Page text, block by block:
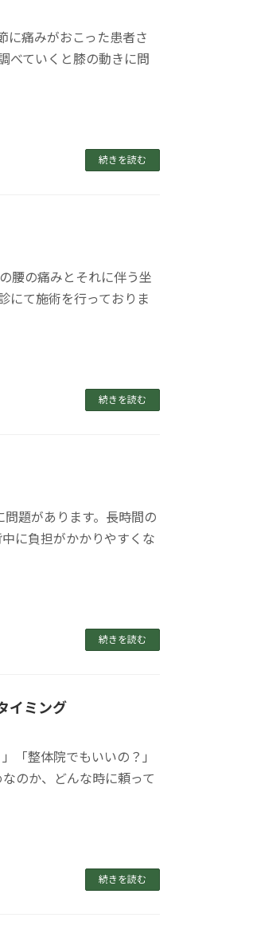
痛みがおこった患者さ
べていくと膝の動きに問
続きを読む
腰の痛みとそれに伴う坐
にて施術を行っておりま
続きを読む
題があります。長時間の
に負担がかかりやすくな
続きを読む
イミング
「整体院でもいいの？」
のか、どんな時に頼って
続きを読む